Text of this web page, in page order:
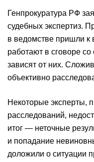
Генпрокуратура РФ
судебных экспертиз.
в ведомстве пришли к
работают в сговоре
зависят от них.
объективно
Некоторые эксперты,
расследований,
итог — неточные
и попадание
доложили о ситуации